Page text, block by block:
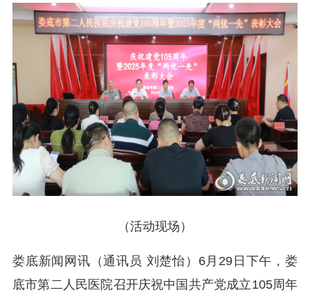
（活动现场）
娄底新闻网讯（通讯员 刘楚怡）6月29日下午，娄
底市第二人民医院召开庆祝中国共产党成立105周年